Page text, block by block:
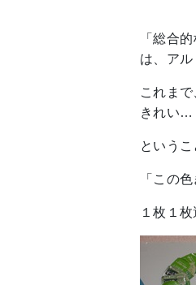
「総合
は、ア
これま
きれい…
という
「この
１枚１